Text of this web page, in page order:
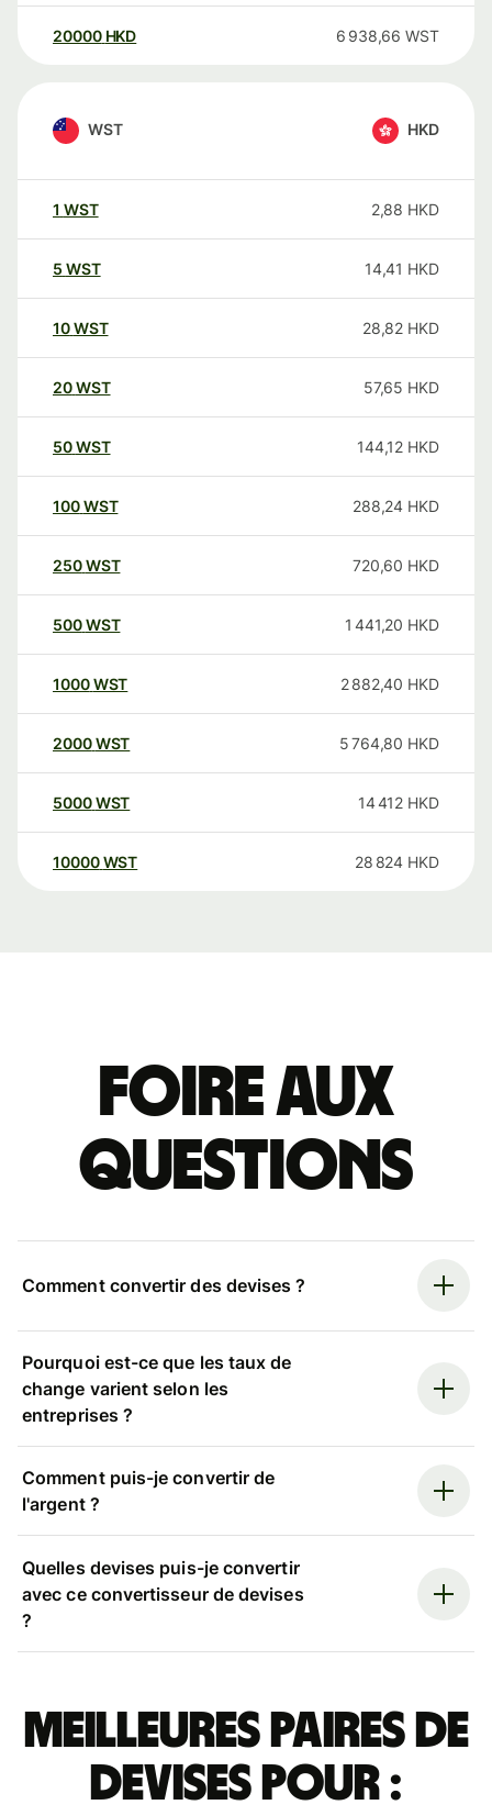
20000 HKD 6 938,66 WST
WST HKD
1 WST 2,88 HKD
5 WST 14,41 HKD
10WST 28,82 HKD
20WST 57,65 HKD
50WST 144,12 HKD
100WST 288,24 HKD
250WST 720,60 HKD
500WST 1 441,20 HKD
1000WST 2 882,40 HKD
2000WST 5 764,80 HKD
5000WST 14 412 HKD
10000 WST 28 824 HKD
Foire aux
questions
Comment convertir des devises ?
Pourquoi est-ce que les taux de
change varient selon les
entreprises ?
Comment puis-je convertir de
l'argent ?
Quelles devises puis-je convertir
avec ce convertisseur de devises
?
Meilleures paires de
devises pour :